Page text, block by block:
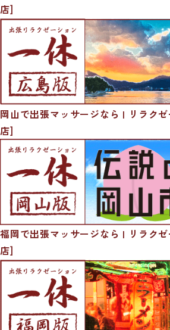
店]
岡山で出張マッサージなら | リラク
店]
福岡で出張マッサージなら | リラク
店]